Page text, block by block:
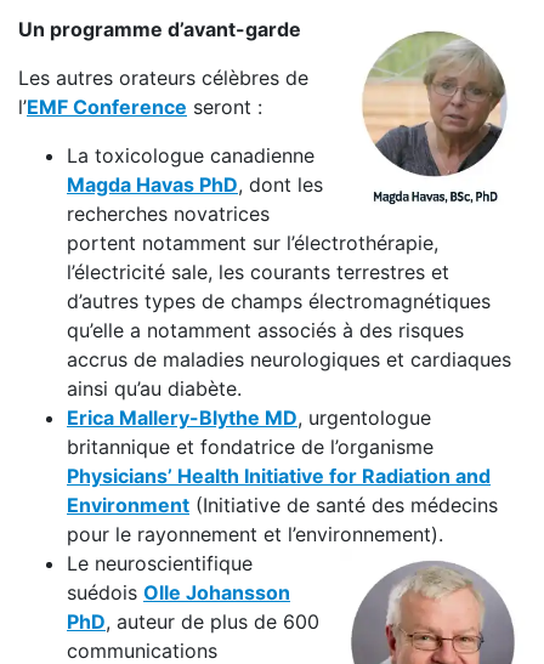
Un programme d’avant-garde
Les autres orateurs célèbres de
l’EMF Conference seront :
La toxicologue canadienne
Magda Havas PhD, dont les
recherches novatrices
portent notamment sur l’électrothérapie,
l’électricité sale, les courants terrestres et
d’autres types de champs électromagnétiques
qu’elle a notamment associés à des risques
accrus de maladies neurologiques et cardiaques
ainsi qu’au diabète.
Erica Mallery-Blythe MD, urgentologue
britannique et fondatrice de l’organisme
Physicians’ Health Initiative for Radiation and
Environment (Initiative de santé des médecins
pour le rayonnement et l’environnement).
Le neuroscientifique
suédois Olle Johansson
PhD, auteur de plus de 600
communications